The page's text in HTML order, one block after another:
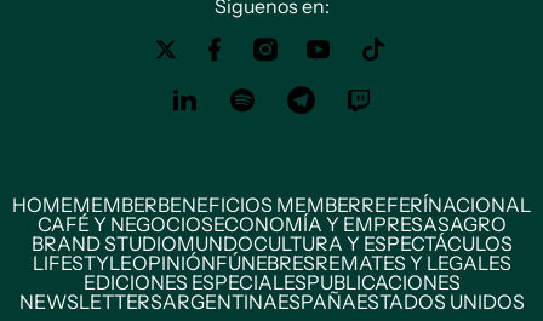
Siguenos en:
HOMEMEMBERBENEFICIOS MEMBERREFERÍNACIONAL
CAFÉ Y NEGOCIOSECONOMÍA Y EMPRESASAGRO
BRAND STUDIOMUNDOCULTURA Y ESPECTÁCULOS
LIFESTYLEOPINIÓNFÚNEBRESREMATES Y LEGALES
EDICIONES ESPECIALESPUBLICACIONES
NEWSLETTERSARGENTINAESPAÑAESTADOS UNIDOS